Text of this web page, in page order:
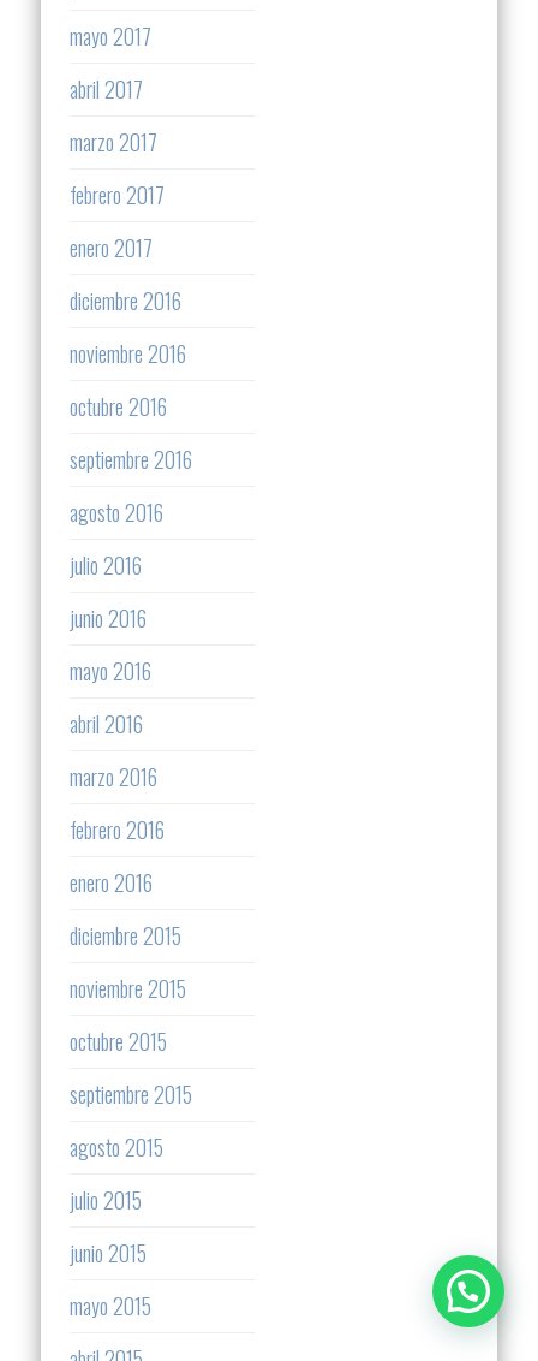
mayo 2017
abril 2017
marzo 2017
febrero 2017
enero 2017
diciembre 2016
noviembre 2016
octubre 2016
septiembre 2016
agosto 2016
julio 2016
junio 2016
mayo 2016
abril 2016
marzo 2016
febrero 2016
enero 2016
diciembre 2015
noviembre 2015
octubre 2015
septiembre 2015
agosto 2015
julio 2015
junio 2015
mayo 2015